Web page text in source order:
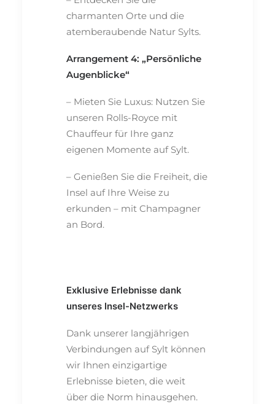
charmanten Orte und die
atemberaubende Natur Sylts.
Arrangement 4: „Persönliche
Augenblicke“
– Mieten Sie Luxus: Nutzen Sie
unseren Rolls-Royce mit
Chauffeur für Ihre ganz
eigenen Momente auf Sylt.
– Genießen Sie die Freiheit, die
Insel auf Ihre Weise zu
erkunden – mit Champagner
an Bord.
Exklusive Erlebnisse dank
unseres Insel-Netzwerks
Dank unserer langjährigen
Verbindungen auf Sylt können
wir Ihnen einzigartige
Erlebnisse bieten, die weit
über die Norm hinausgehen.